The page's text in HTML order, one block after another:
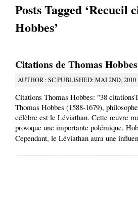
Posts Tagged ‘Recueil
Hobbes’
Citations de Thomas Hobbes
AUTHOR : SC PUBLISHED: MAI 2ND, 2010
Citations Thomas Hobbes: "38
Thomas Hobbes (1588-1679),
célèbre est le Léviathan. Cette œuvre
provoque une importante polémique.
Cependant, le Léviathan aura une